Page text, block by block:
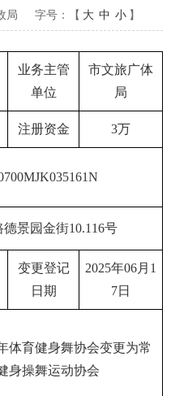
局 字号：【 大 中 小 】
业务主管
单位
市文旅广体
局
注册资金 3万
景园金街10.116号
变更登记
日期
2025年06月1
7日
体育健身舞协会变更为常
身操舞运动协会